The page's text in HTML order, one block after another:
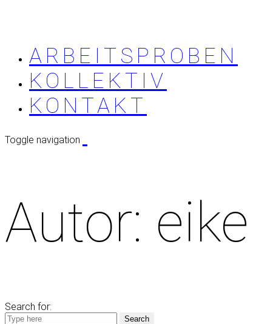
ARBEITSPROBEN
KOLLEKTIV
KONTAKT
Toggle navigation
Autor: eike
Search for:
Search